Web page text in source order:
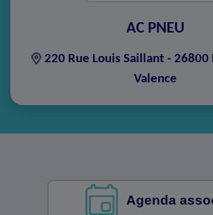
AC PNEU
220 Rue Louis Saillant - 26800
Valence
Agenda